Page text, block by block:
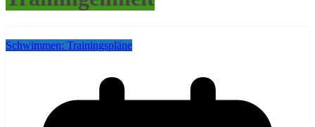
Schwimmen: Trainingspläne